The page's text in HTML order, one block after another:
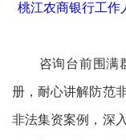
桃江农商银行工
咨询台前围满群
册，耐心讲解防范
非法集资案例，深